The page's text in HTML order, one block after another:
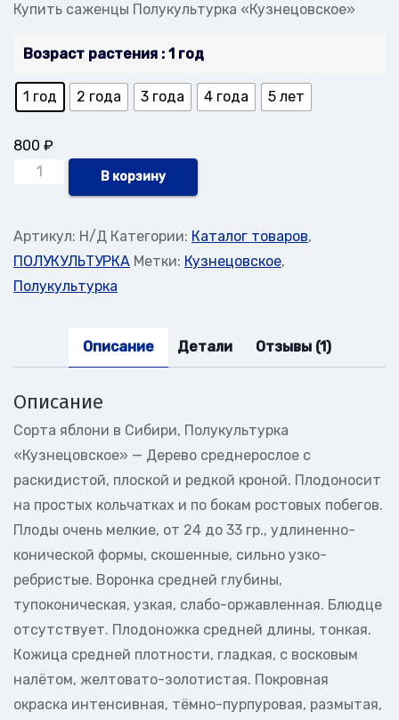
800 ₽
–
Купить саженцы Полукультурка «Кузнецовское»
Возраст растения : 1 год
1 год 2 года 3 года 4 года 5 лет
800 ₽
Количество
"Кузнецовское"
В корзину
Артикул: Н/Д Категории: Каталог товаров,
ПОЛУКУЛЬТУРКА Метки: Кузнецовское,
Полукультурка
Описание Детали Отзывы (1)
Описание
Сорта яблони в Сибири, Полукультурка
«Кузнецовское» — Дерево среднерослое с
раскидистой, плоской и редкой кроной. Плодоносит
на простых кольчатках и по бокам ростовых побегов.
Плоды очень мелкие, от 24 до 33 гр., удлиненно-
конической формы, скошенные, сильно узко-
ребристые. Воронка средней глубины,
тупоконическая, узкая, слабо-оржавленная. Блюдце
отсутствует. Плодоножка средней длины, тонкая.
Кожица средней плотности, гладкая, с восковым
налётом, желтовато-золотистая. Покровная
окраска интенсивная, тёмно-пурпуровая, размытая,